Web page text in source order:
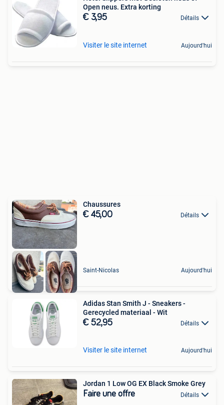
Open neus. Extra korting
€ 3,95 Détails
Visiter le site internet Aujourd'hui
Chaussures
€ 45,00 Détails
Saint-Nicolas Aujourd'hui
Adidas Stan Smith J - Sneakers -
Gerecycled materiaal - Wit
€ 52,95 Détails
Visiter le site internet Aujourd'hui
Jordan 1 Low OG EX Black Smoke Grey
Faire une offre Détails